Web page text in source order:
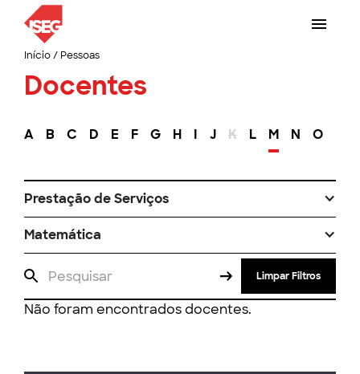
Início/ Pessoas
Docentes
A B C D E F G H I J K L M N O
Prestação de Serviços
Matemática
Limpar Filtros
Não foram encontrados docentes.